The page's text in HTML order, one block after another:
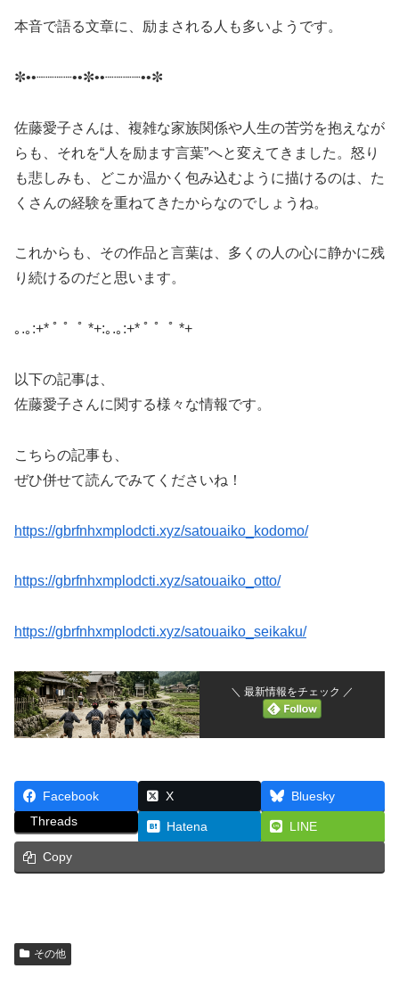
本音で語る文章に、励まされる人も多いようです。
✼••┈┈┈┈••✼••┈┈┈┈••✼
佐藤愛子さんは、複雑な家族関係や人生の苦労を抱えなが
らも、それを“人を励ます言葉”へと変えてきました。怒り
も悲しみも、どこか温かく包み込むように描けるのは、た
くさんの経験を重ねてきたからなのでしょうね。
これからも、その作品と言葉は、多くの人の心に静かに残
り続けるのだと思います。
｡.｡:+* ﾟ ゜ﾟ *+:｡.｡:+* ﾟ ゜ﾟ *+
以下の記事は、
佐藤愛子さんに関する様々な情報です。
こちらの記事も、
ぜひ併せて読んでみてくださいね！
https://gbrfnhxmplodcti.xyz/satouaiko_kodomo/
https://gbrfnhxmplodcti.xyz/satouaiko_otto/
https://gbrfnhxmplodcti.xyz/satouaiko_seikaku/
＼ 最新情報をチェック ／
Facebook X
Bluesky
Threads
Hatena LINE
Copy
その他